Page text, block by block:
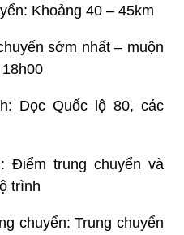
Khoảng 40 – 45km
sớm nhất – muộn
Dọc Quốc lộ 80, các
Điểm trung chuyển và
trình
chuyển: Trung chuyển